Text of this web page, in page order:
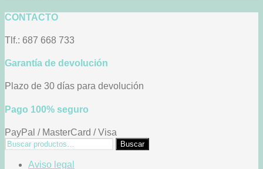
CONTACTO
Tlf.: 687 668 733
Garantía de devolución
Plazo de 30 días para devolución
Pago 100% seguro
PayPal / MasterCard / Visa
Buscar
por:
Buscar
Aviso legal